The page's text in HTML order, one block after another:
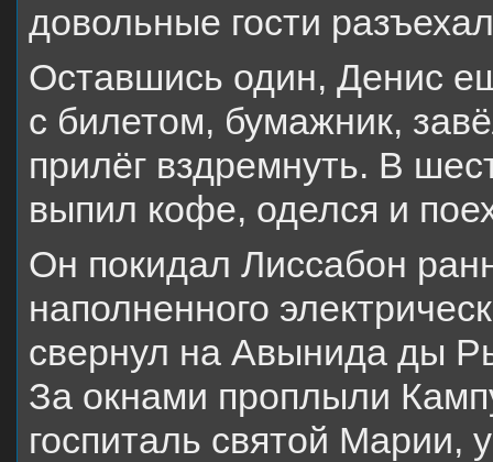
довольные гости
Оставшись один, Денис
с билетом, бумажник,
прилёг вздремнуть. В
выпил кофе, оделся и
Он покидал Лиссабон
наполненного
свернул на Авынида ды
За окнами проплыли
госпиталь святой Марии,